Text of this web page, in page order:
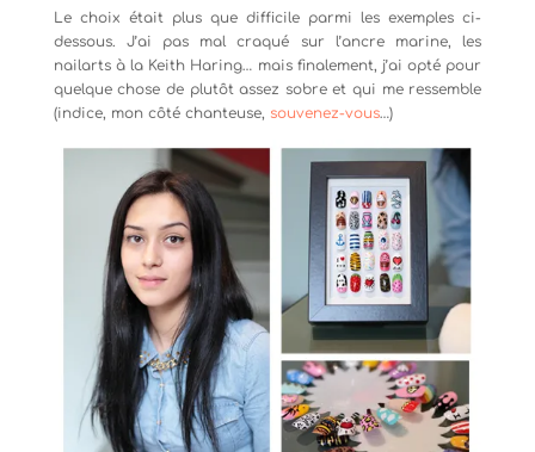
Le choix était plus que difficile parmi les exemples ci-
dessous. J’ai pas mal craqué sur l’ancre marine, les
nailarts à la Keith Haring… mais finalement, j’ai opté pour
quelque chose de plutôt assez sobre et qui me ressemble
(indice, mon côté chanteuse, souvenez-vous…)